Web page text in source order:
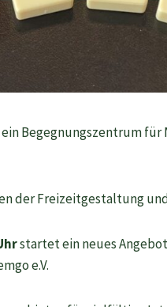
ein Begegnungszentrum
der Freizeitgestaltung
startet ein neues
e.V.